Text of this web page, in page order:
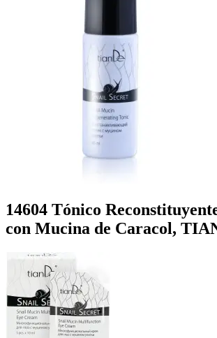
14604 Tónico
con Mucina de Caracol,